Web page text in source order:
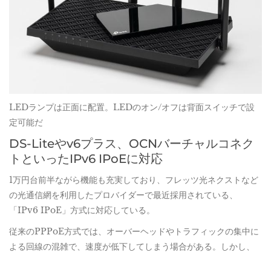
LEDランプは正面に配置。LEDのオン/オフは背面スイッチで設
定可能だ
DS-Liteやv6プラス、OCNバーチャルコネク
トといったIPv6 IPoEに対応
1万円台前半ながら機能も充実しており、フレッツ光ネクストなど
の光通信網を利用したプロバイダーで最近採用されている、
「IPv6 IPoE」方式に対応している。
従来のPPPoE方式では、オーバーヘッドやトラフィックの集中に
よる回線の混雑で、速度が低下してしまう場合がある。しかし、